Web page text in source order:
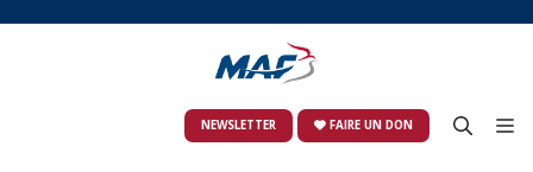
NEWSLETTER FAIRE UN DON